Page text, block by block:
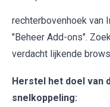
rechterbovenhoek van
"Beheer Add-ons".
verdacht lijkende
Herstel het doel van
snelkoppeling: